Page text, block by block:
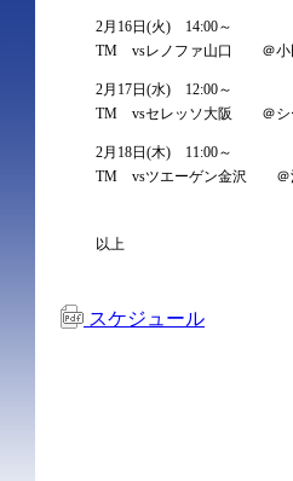
2月16日(火) 14:00～
TM vsレノファ山口 ＠小
2月17日(水) 12:00～
TM vsセレッソ大阪 ＠シ
2月18日(木) 11:00～
TM vsツエーゲン金沢 ＠
以上
スケジュール